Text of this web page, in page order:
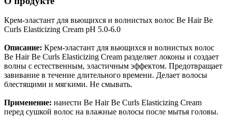
Крем-эластант для вьющихся и волнистых волос Be Hair Be
Curls Elasticizing Cream pH 5.0-6.0
Описание: Крем-эластант для вьющихся и волнистых волос
Be Hair Be Curls Elasticizing Cream разделяет локоны и создает
волны с естественным, эластичным эффектом. Предотвращает
завивание в течение длительного времени. Делает волосы
блестящими и мягкими. Не смывать.
Применение: нанести Be Hair Be Curls Elasticizing Cream
перед сушкой волос на влажные волосы после мытья головы.